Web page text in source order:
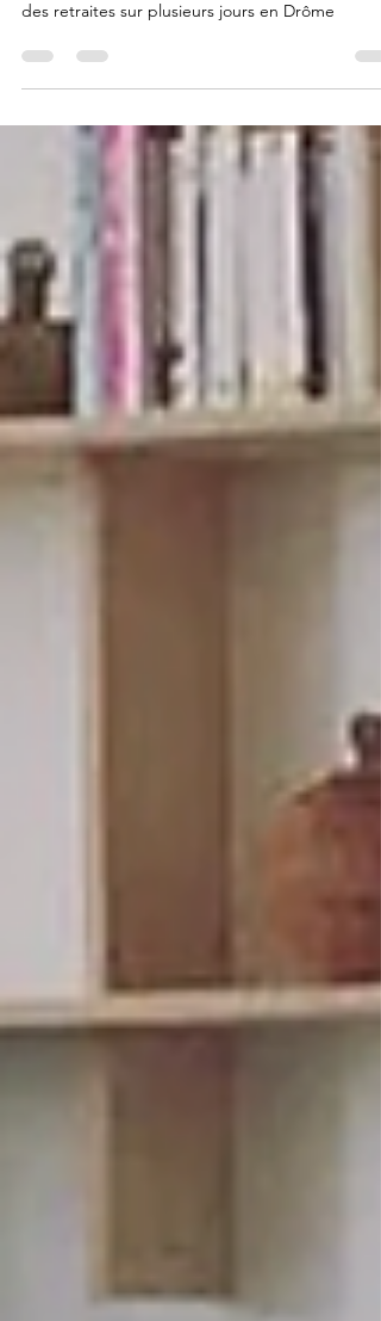
La saison des Weekends de pratiques à Lyon est
des retraites sur plusieurs jours en Drôme